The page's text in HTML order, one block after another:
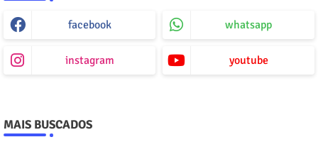
facebook whatsapp
instagram youtube
MAIS BUSCADOS